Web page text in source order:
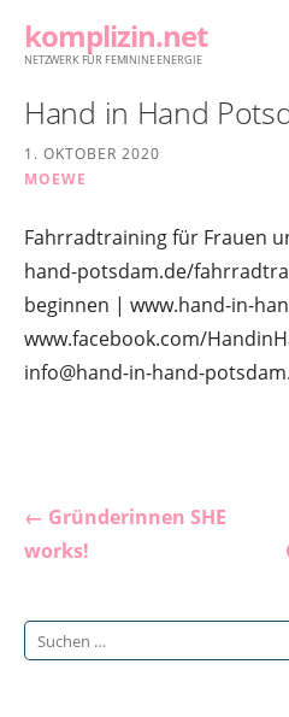
Inhaltkomplizin.net
NETZWERK FÜR FEMININE ENERGIE
Hand in Hand
1. OKTOBER 2020
MOEWE
Fahrradtraining für Frauen
hand-potsdam.de/
beginnen | www.hand-in-
www.facebook.com/
info@hand-in-hand-
Beitragsnavigation
← Gründerinnen SHE
works!
Suchen